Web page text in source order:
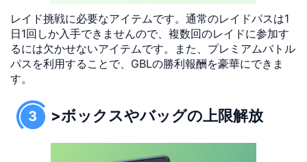
レイド挑戦に必要なアイテムです。通常のレイドパスは1
日1回しか入手できませんので、複数回のレイドに参加す
るには欠かせないアイテムです。また、プレミアムバトル
パスを利用することで、GBLの勝利報酬を豪華にできま
す。
3 >ボックスやバッグの上限解放